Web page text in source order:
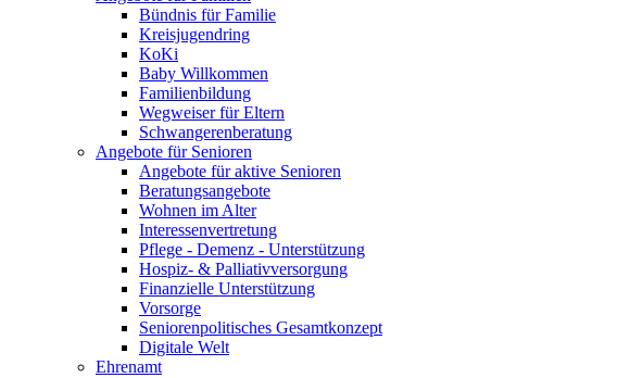
Bündnis für Familie
Kreisjugendring
KoKi
Baby Willkommen
Familienbildung
Wegweiser für Eltern
Schwangerenberatung
Angebote für Senioren
Angebote für aktive Senioren
Beratungsangebote
Wohnen im Alter
Interessenvertretung
Pflege - Demenz - Unterstützung
Hospiz- & Palliativversorgung
Finanzielle Unterstützung
Vorsorge
Seniorenpolitisches Gesamtkonzept
Digitale Welt
Ehrenamt